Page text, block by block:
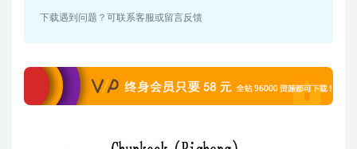
下载遇到问题？可联系客服或留言反馈